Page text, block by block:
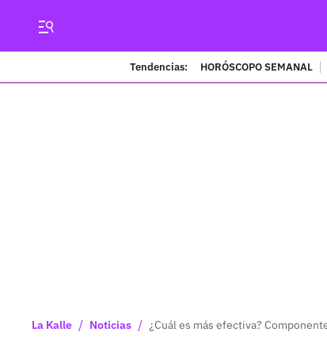
Tendencias: HORÓSCOPO SEMANAL
La Kalle / Noticias / ¿Cuál es más efectiva?